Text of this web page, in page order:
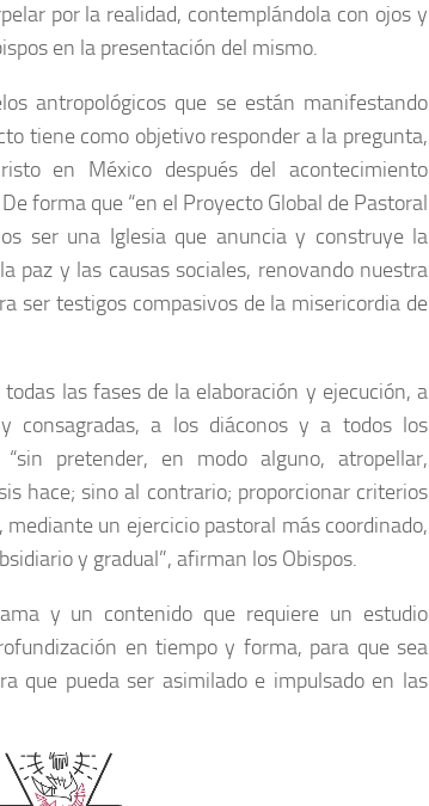
por la realidad, contemplándola con ojos y
en la presentación del mismo.
antropológicos que se están manifestando
tiene como objetivo responder a la pregunta,
en México después del acontecimiento
forma que “en el Proyecto Global de Pastoral
ser una Iglesia que anuncia y construye la
paz y las causas sociales, renovando nuestra
ser testigos compasivos de la misericordia de
las fases de la elaboración y ejecución, a
consagradas, a los diáconos y a todos los
pretender, en modo alguno, atropellar,
hace; sino al contrario; proporcionar criterios
un ejercicio pastoral más coordinado,
y gradual”, afirman los Obispos.
y un contenido que requiere un estudio
en tiempo y forma, para que sea
que pueda ser asimilado e impulsado en las